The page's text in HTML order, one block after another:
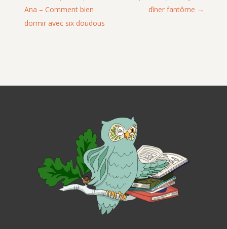
dîner fantôme
Ana – Comment bien
dormir avec six doudous